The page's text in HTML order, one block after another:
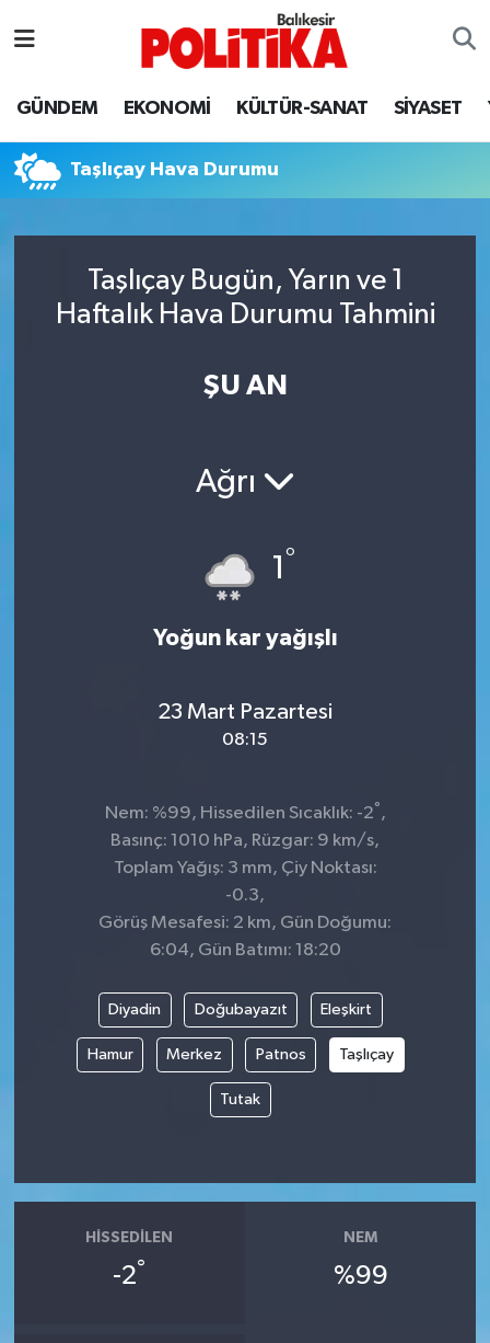
GÜNDEM EKONOMİ KÜLTÜR-SANAT SİYASET
Taşlıçay Hava Durumu
Taşlıçay Bugün, Yarın ve 1
Haftalık Hava Durumu Tahmini
ŞU AN
Ağrı
1°
Yoğun kar yağışlı
23 Mart Pazartesi
08:15
Nem: %99, Hissedilen Sıcaklık: -2° ,
Basınç: 1010 hPa, Rüzgar: 9 km/s,
Toplam Yağış: 3 mm, Çiy Noktası:
-0.3,
Görüş Mesafesi: 2 km, Gün Doğumu:
6:04, Gün Batımı: 18:20
Diyadin Doğubayazıt Eleşkirt
Hamur Merkez Patnos Taşlıçay
Tutak
HISSEDILEN
-2°
NEM
%99
Ayvalık
Balya
Bigadiç
Erdek
Gömeç
Gönen
İvrindi
KÜLTÜR-SANAT
MAGAZİN
Balıkesir Hava Durumu
Balıkesir Namaz Vakitleri
Süper Lig Puan Durumu ve Fikstür